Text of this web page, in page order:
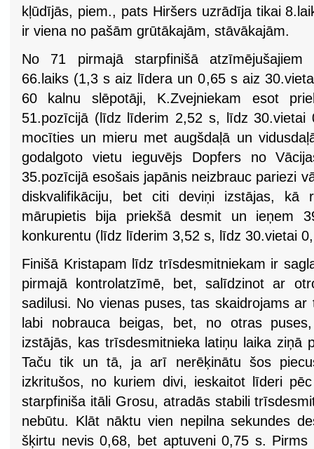
kļūdījās, piem., pats Hiršers uzrādīja tikai
ir viena no pašām grūtākajām, stāvākajām.
No 71 pirmajā starpfinišā atzīmējušajiem
66.laiks (1,3 s aiz līdera un 0,65 s aiz
60 kalnu slēpotāji, K.Zvejniekam esot
51.pozīcijā (līdz līderim 2,52 s, līdz 30.vietai
mocīties un mieru met augšdaļā un
godalgoto vietu ieguvējs Dopfers no
35.pozīcijā esošais japānis neizbrauc pariezi
diskvalifikāciju, bet citi deviņi izstājas, kā
mārupietis bija priekšā desmit un ieņem
konkurentu (līdz līderim 3,52 s, līdz 30.vietai
Finišā Kristapam līdz trīsdesmitniekam ir
pirmajā kontrolatzīmē, bet, salīdzinot ar
sadilusi. No vienas puses, tas skaidrojams ar
labi nobrauca beigas, bet, no otras
izstājās, kas trīsdesmitnieka latiņu laika ziņā
Taču tik un tā, ja arī nerēķinātu šos
izkritušos, no kuriem divi, ieskaitot līderi
starpfiniša itāli Grosu, atradās stabili
nebūtu. Klāt nāktu vien nepilna sekundes
šķirtu nevis 0,68, bet aptuveni 0,75 s. Pirms